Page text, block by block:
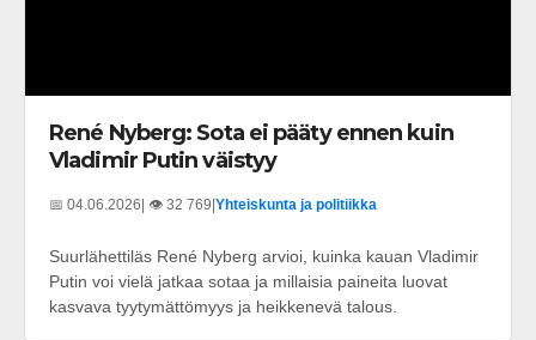
René Nyberg: Sota ei pääty ennen kuin
Vladimir Putin väistyy
📅 04.06.2026 | 👁️ 32 769 Yhteiskunta ja politiikka
Suurlähettiläs René Nyberg arvioi, kuinka kauan Vladimir
Putin voi vielä jatkaa sotaa ja millaisia paineita luovat
kasvava tyytymättömyys ja heikkenevä talous.